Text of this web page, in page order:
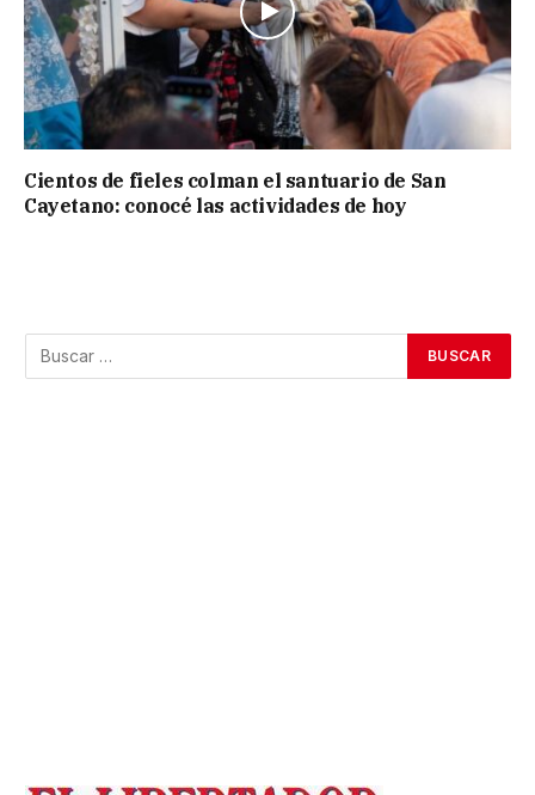
Cientos de fieles colman el santuario de San
Cayetano: conocé las actividades de hoy